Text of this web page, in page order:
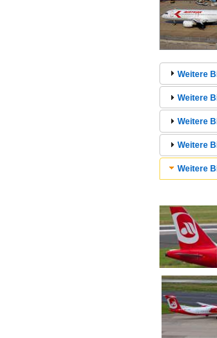
Weitere
Weitere
Weitere
Weitere
Weitere